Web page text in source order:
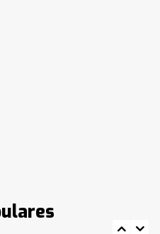
los combustibles en
YPF hasta Axion
de Bahía
que Agosto vendrá
en gran parte
por
de drogas en la